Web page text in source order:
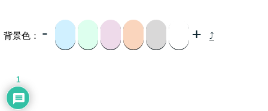
背景色： - + ⤴
1